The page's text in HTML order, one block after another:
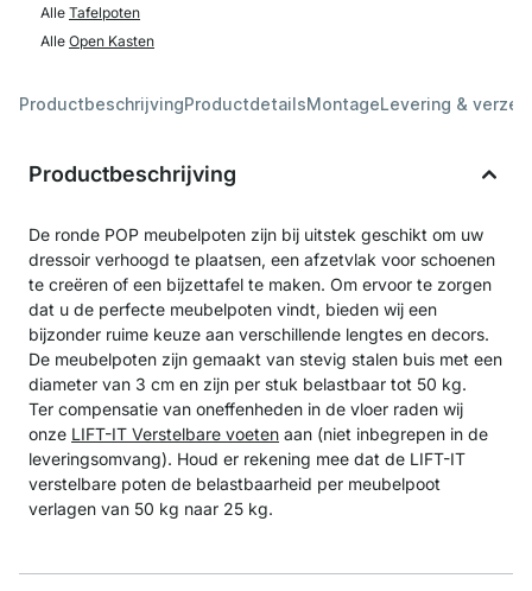
Alle Tafelpoten
Alle Open Kasten
ProductbeschrijvingProductdetailsMontageLevering &
Productbeschrijving
De ronde POP meubelpoten zijn bij uitstek geschikt om uw
dressoir verhoogd te plaatsen, een afzetvlak voor schoenen
te creëren of een bijzettafel te maken. Om ervoor te zorgen
dat u de perfecte meubelpoten vindt, bieden wij een
bijzonder ruime keuze aan verschillende lengtes en decors.
De meubelpoten zijn gemaakt van stevig stalen buis met een
diameter van 3 cm en zijn per stuk belastbaar tot 50 kg.
Ter compensatie van oneffenheden in de vloer raden wij
onze LIFT-IT Verstelbare voeten aan (niet inbegrepen in de
leveringsomvang). Houd er rekening mee dat de LIFT-IT
verstelbare poten de belastbaarheid per meubelpoot
verlagen van 50 kg naar 25 kg.